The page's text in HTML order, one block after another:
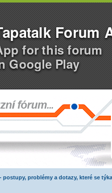
Forum
for this forum
Google Play
postupy, problémy a dotazy, které se